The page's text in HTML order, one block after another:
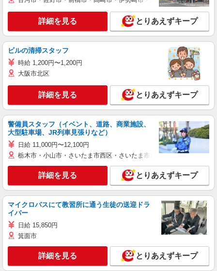
詳細を見る とりあえずキープ
ビルの清掃スタッフ
時給 1,200円〜1,200円
大阪市北区
詳細を見る とりあえずキープ
警備員スタッフ（イベント、道路、商業施設、
大型駐車場、JR列車見張りなど）
日給 11,000円〜12,100円
栃木市・小山市・さいたま市西区・さいたま市岩槻区・久喜市・蓮田
詳細を見る とりあえずキープ
マイクロバスにて教習所に通う生徒の送迎ドラ
イバー
日給 15,850円
箕面市
詳細を見る とりあえずキープ